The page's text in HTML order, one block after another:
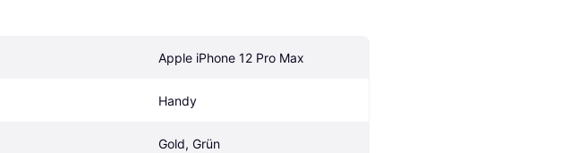
Apple iPhone 12 Pro Max
Handy
Gold, Grün